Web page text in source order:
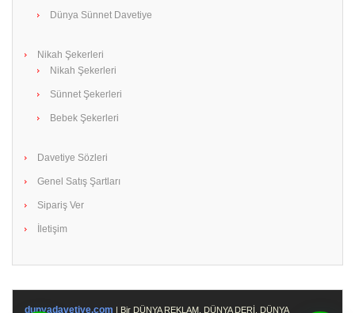
Dünya Sünnet Davetiye
Nikah Şekerleri
Nikah Şekerleri
Sünnet Şekerleri
Bebek Şekerleri
Davetiye Sözleri
Genel Satış Şartları
Sipariş Ver
İletişim
dunyadavetiye.com | Bir DÜNYA REKLAM, DÜNYA DERİ, DÜNYA